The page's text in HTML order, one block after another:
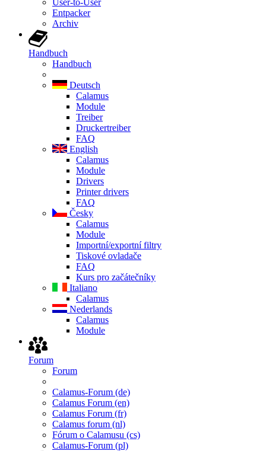
User-to-User
Entpacker
Archiv
Handbuch
Handbuch
Deutsch
Calamus
Module
Treiber
Druckertreiber
FAQ
English
Calamus
Module
Drivers
Printer drivers
FAQ
Česky
Calamus
Module
Importní/exportní filtry
Tiskové ovladače
FAQ
Kurs pro začátečníky
Italiano
Calamus
Nederlands
Calamus
Module
Forum
Forum
Calamus-Forum (de)
Calamus Forum (en)
Calamus Forum (fr)
Calamus forum (nl)
Fórum o Calamusu (cs)
Calamus-Forum (pl)